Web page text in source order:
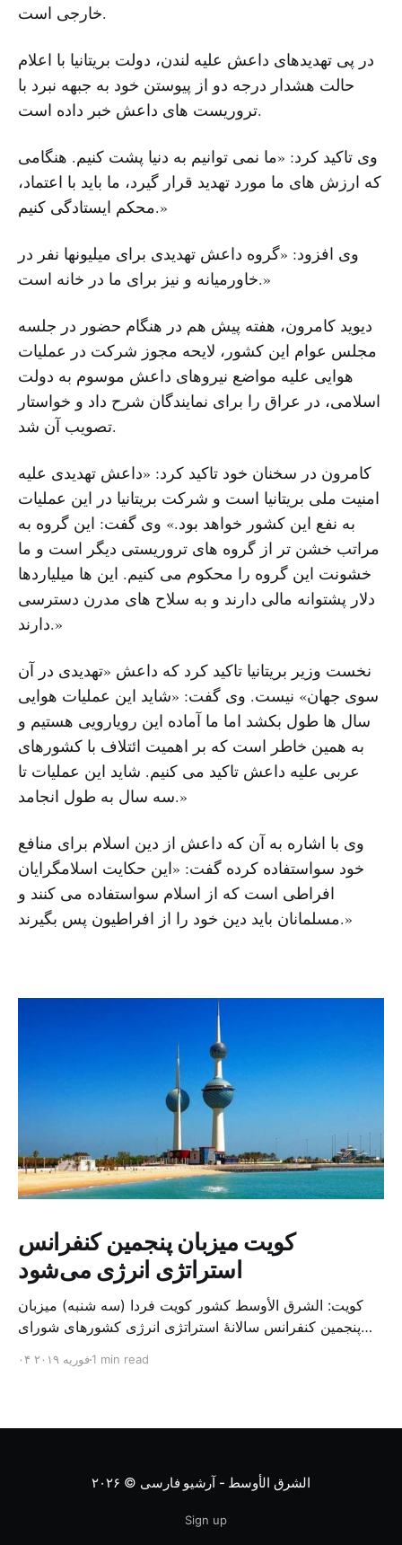
خارجی است.
در پی تهدیدهای داعش علیه لندن، دولت بریتانیا با اعلام
حالت هشدار درجه دو از پیوستن خود به جبهه نبرد با
تروریست های داعش خبر داده است.
وی تاکید کرد: «ما نمی توانیم به دنیا پشت کنیم. هنگامی
که ارزش های ما مورد تهدید قرار گیرد، ما باید با اعتماد،
محکم ایستادگی کنیم.»
وی افزود: «گروه داعش تهدیدی برای میلیونها نفر در
خاورمیانه و نیز برای ما در خانه است.»
دیوید کامرون، هفته پیش هم در هنگام حضور در جلسه
مجلس عوام این کشور، لایحه مجوز شرکت در عملیات
هوایی علیه مواضع نیروهای داعش موسوم به دولت
اسلامی، در عراق را برای نمایندگان شرح داد و خواستار
تصویب آن شد.
کامرون در سخنان خود تاکید کرد: «داعش تهدیدی علیه
امنیت ملی بریتانیا است و شرکت بریتانیا در این عملیات
به نفع این کشور خواهد بود.» وی گفت: این گروه به
مراتب خشن تر از گروه های تروریستی دیگر است و ما
خشونت این گروه را محکوم می کنیم. این ها میلیاردها
دلار پشتوانه مالی دارند و به سلاح های مدرن دسترسی
دارند.»
نخست وزیر بریتانیا تاکید کرد که داعش «تهدیدی در آن
سوی جهان» نیست. وی گفت: «شاید این عملیات هوایی
سال ها طول بکشد اما ما آماده این رویارویی هستیم و
به همین خاطر است که بر اهمیت ائتلاف با کشورهای
عربی علیه داعش تاکید می کنیم. شاید این عملیات تا
سه سال به طول انجامد.»
وی با اشاره به آن که داعش از دین اسلام برای منافع
خود سواستفاده کرده گفت: «این حکایت اسلامگرایان
افراطی است که از اسلام سواستفاده می کنند و
مسلمانان باید دین خود را از افراطیون پس بگیرند.»
کویت میزبان پنجمین کنفرانس
استراتژی انرژی می‌شود
کویت: الشرق الأوسط کشور کویت فردا (سه شنبه) میزبان
پنجمین کنفرانس سالانهٔ استراتژی انرژی کشورهای شورای
متخصص از شرکت‌های جهانی نفت و گاز در این کنفرانس
۰۴ فوریه ۲۰۱۹1 min read
الشرق الأوسط - آرشیو فارسی © ۲۰۲۶
Sign up